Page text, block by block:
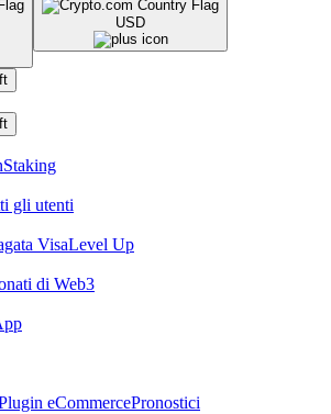
USD
Staking
gli utenti
VisaLevel Up
di Web3
eCommercePronostici